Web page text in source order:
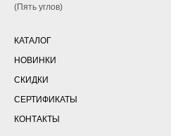
(Пять углов)
КАТАЛОГ
НОВИНКИ
СКИДКИ
СЕРТИФИКАТЫ
КОНТАКТЫ